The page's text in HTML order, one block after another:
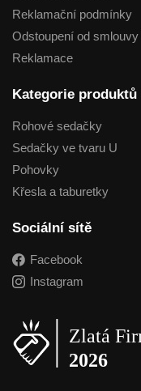
Reklamační podmínky
Odstoupení od smlouvy
Reklamace
Kategorie produktů
Rohové sedačky
Sedačky ve tvaru U
Pohovky
Křesla a taburetky
Sociální sítě
Facebook
Instagram